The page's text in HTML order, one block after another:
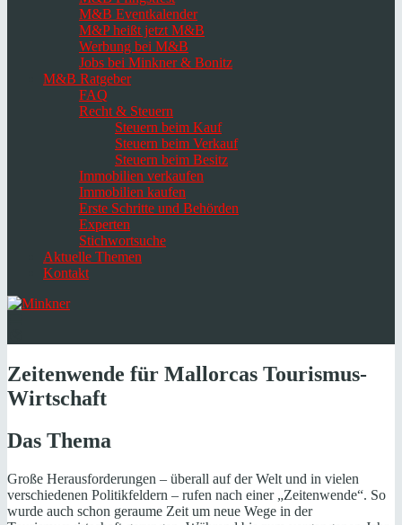
M&B Eventkalender
M&P heißt jetzt M&B
Werbung bei M&B
Jobs bei Minkner & Bonitz
M&B Ratgeber
FAQ
Recht & Steuern
Steuern beim Kauf
Steuern beim Verkauf
Steuern beim Besitz
Immobilien verkaufen
Immobilien kaufen
Erste Schritte und Behörden
Experten
Stichwortsuche
Aktuelle Themen
Kontakt
Zeitenwende für Mallorcas Tourismus-
Wirtschaft
Das Thema
Große Herausforderungen – überall auf der Welt und in vielen
verschiedenen Politikfeldern – rufen nach einer „Zeitenwende“. So
wurde auch schon geraume Zeit um neue Wege in der